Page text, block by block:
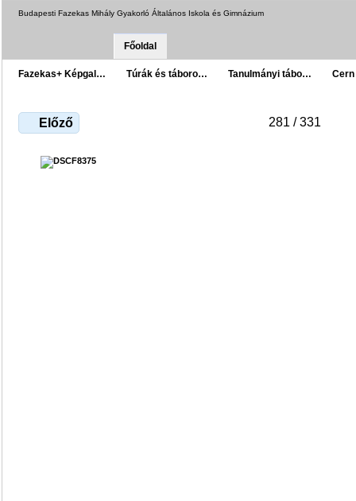
Budapesti Fazekas Mihály Gyakorló Általános Iskola és Gimnázium
Főoldal
Fazekas+ Képgal… Túrák és táboro… Tanulmányi tábo… Cern
Előző 281 / 331